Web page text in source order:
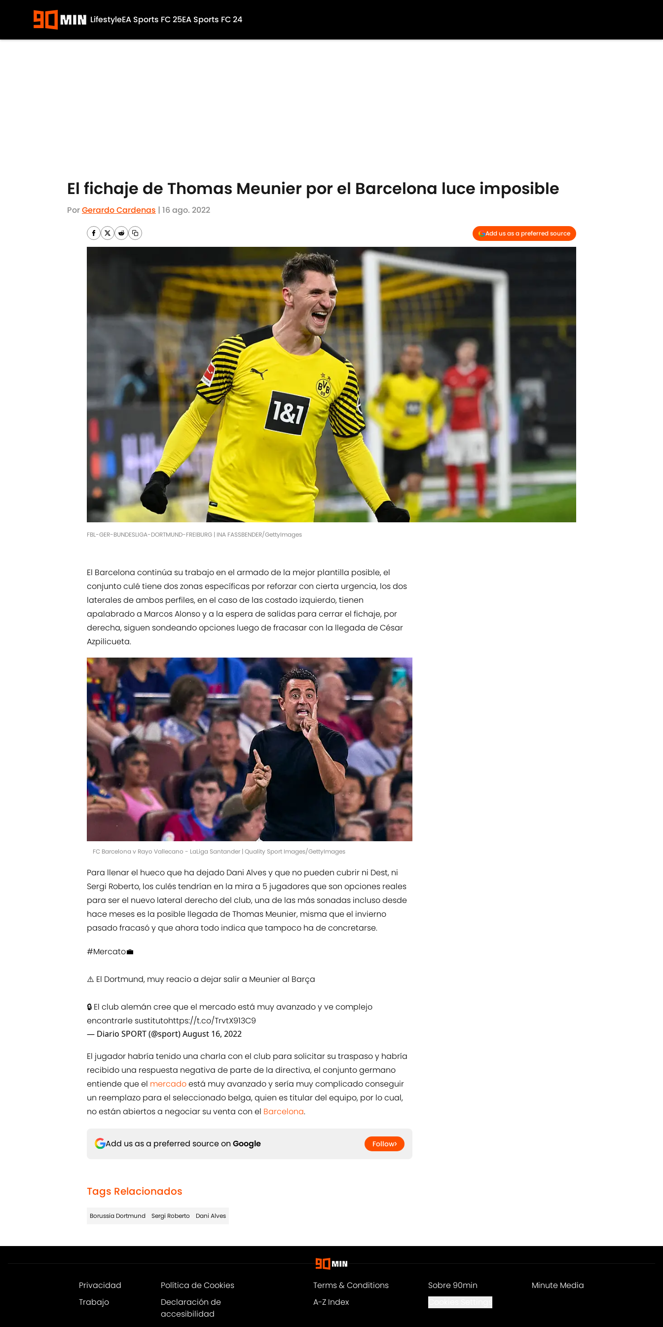
LifestyleEA Sports FC 25EA Sports FC 24
El fichaje de Thomas Meunier por el Barcelona luce imposible
PorGerardo Cardenas | 16 ago. 2022
Add us as a preferred source
FBL-GER-BUNDESLIGA-DORTMUND-FREIBURG | INA FASSBENDER/GettyImages
El Barcelona continúa su trabajo en el armado de la mejor plantilla posible, el
conjunto culé tiene dos zonas específicas por reforzar con cierta urgencia, los dos
laterales de ambos perfiles, en el caso de las costado izquierdo, tienen
apalabrado a Marcos Alonso y a la espera de salidas para cerrar el fichaje, por
derecha, siguen sondeando opciones luego de fracasar con la llegada de César
Azpilicueta.
FC Barcelona v Rayo Vallecano - LaLiga Santander | Quality Sport Images/GettyImages
Para llenar el hueco que ha dejado Dani Alves y que no pueden cubrir ni Dest, ni
Sergi Roberto, los culés tendrían en la mira a 5 jugadores que son opciones reales
para ser el nuevo lateral derecho del club, una de las más sonadas incluso desde
hace meses es la posible llegada de Thomas Meunier, misma que el invierno
pasado fracasó y que ahora todo indica que tampoco ha de concretarse.
#Mercato💼
⚠️ El Dortmund, muy reacio a dejar salir a Meunier al Barça
🔒 El club alemán cree que el mercado está muy avanzado y ve complejo
encontrarle sustitutohttps://t.co/TrvtX913C9
— Diario SPORT (@sport)August 16, 2022
El jugador habría tenido una charla con el club para solicitar su traspaso y habría
recibido una respuesta negativa de parte de la directiva, el conjunto germano
entiende que el mercadoestá muy avanzado y sería muy complicado conseguir
un reemplazo para el seleccionado belga, quien es titular del equipo, por lo cual,
no están abiertos a negociar su venta con el Barcelona.
Add us as a preferred source on Google Follow
Tags Relacionados
Borussia Dortmund Sergi Roberto Dani Alves
Privacidad Política de Cookies Terms & Conditions Sobre 90min
Minute Media
Trabajo
Declaración de
accesibilidad
A-Z Index